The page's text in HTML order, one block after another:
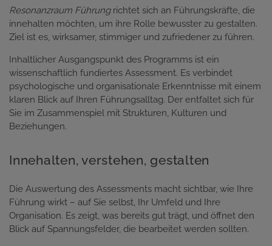
Resonanzraum Führungrichtet sich an Führungskräfte, die
innehalten möchten, um ihre Rolle bewusster zu gestalten.
Ziel ist es, wirksamer, stimmiger und zufriedener zu führen.
Inhaltlicher Ausgangspunkt des Programms ist ein
wissenschaftlich fundiertes Assessment. Es verbindet
psychologische und organisationale Erkenntnisse mit einem
klaren Blick auf Ihren Führungsalltag. Der entfaltet sich für
Sie im Zusammenspiel mit Strukturen, Kulturen und
Beziehungen.
Innehalten, verstehen, gestalten
Die Auswertung des Assessments macht sichtbar, wie Ihre
Führung wirkt – auf Sie selbst, Ihr Umfeld und Ihre
Organisation. Es zeigt, was bereits gut trägt, und öffnet den
Blick auf Spannungsfelder, die bearbeitet werden sollten.